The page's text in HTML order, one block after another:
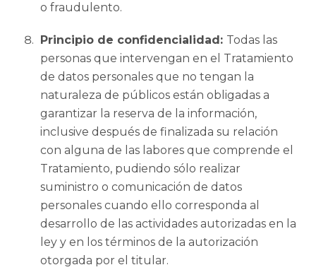
o fraudulento.
Principio de confidencialidad: Todas las
personas que intervengan en el Tratamiento
de datos personales que no tengan la
naturaleza de públicos están obligadas a
garantizar la reserva de la información,
inclusive después de finalizada su relación
con alguna de las labores que comprende el
Tratamiento, pudiendo sólo realizar
suministro o comunicación de datos
personales cuando ello corresponda al
desarrollo de las actividades autorizadas en la
ley y en los términos de la autorización
otorgada por el titular.